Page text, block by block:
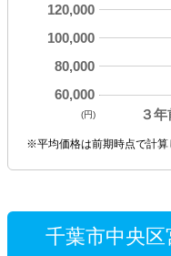
３年
60,000
80,000
100,000
120,000
(円)
※平均価格は前期時点で計算
千葉市中央区